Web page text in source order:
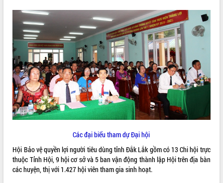
THÔNG TIN CHỈ ĐẠO ĐIỀU HÀNH
HỆ THỐNG VĂN BẢN
VĂN BẢN HĐND TỈNH
ĐIỂM TIN VĂN BẢN
QUY HOẠCH - KẾ HOẠCH
Các đại biểu tham dự Đại hội
Hội Bảo vệ quyền lợi người tiêu dùng tỉnh Đắk Lắk gồm có 13 Chi hội trực
thuộc Tỉnh Hội, 9 hội cơ sở và 5 ban vận động thành lập Hội trên địa bàn
các huyện, thị với 1.427 hội viên tham gia sinh hoạt.